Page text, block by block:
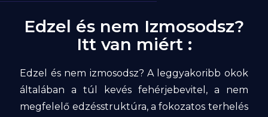
Edzel és nem Izmosodsz?
Itt van miért :
Edzel és nem izmosodsz? A leggyakoribb okok
általában a túl kevés fehérjebevitel, a nem
megfelelő edzésstruktúra, a fokozatos terhelés